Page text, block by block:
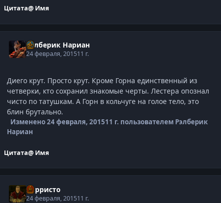
Цитата@ Имя
Рэлберик Нариан
24 февраля, 201511 г.
Диего крут. Просто крут. Кроме Горна единственный из
четверки, кто сохранил знакомые черты. Лестера опознал
чисто по татушкам. А Горн в кольчуге на голое тело, это
блин брутально.
Изменено24 февраля, 201511 г. пользователем Рэлберик
Нариан
Цитата@ Имя
Корристо
24 февраля, 201511 г.